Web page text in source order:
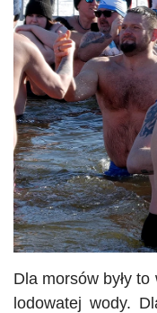
Dla morsów były
lodowatej wody.